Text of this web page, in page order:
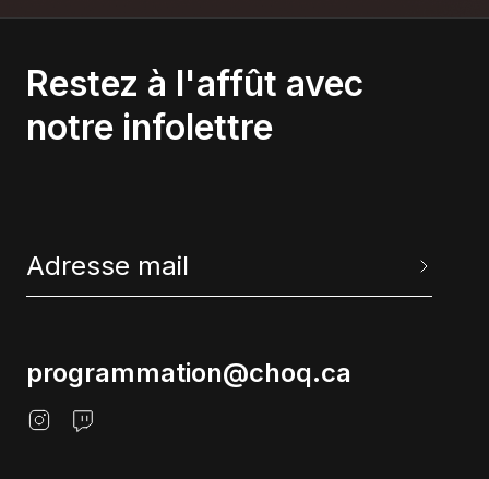
Restez à l'affût avec
notre infolettre
programmation@choq.ca